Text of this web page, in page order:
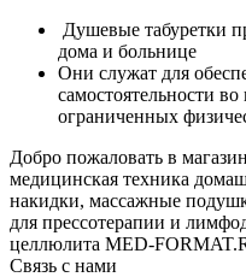
Душевые табуретки
дома и больнице
Они служат для
самостоятельности
ограниченных
Добро пожаловать в
медицинская техника
накидки, массажные
для прессотерапии и
целлюлита MED-
Связь с нами